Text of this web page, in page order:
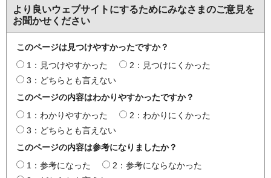
より良いウェブサイトにするためにみなさまのご意見を
お聞かせください
このページは見つけやすかったですか？
1：見つけやすかった
2：見つけにくかった
3：どちらとも言えない
このページの内容はわかりやすかったですか？
1：わかりやすかった
2：わかりにくかった
3：どちらとも言えない
このページの内容は参考になりましたか？
1：参考になった
2：参考にならなかった